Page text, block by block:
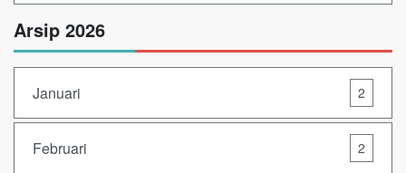
Arsip 2026
Januari 2
Februari 2